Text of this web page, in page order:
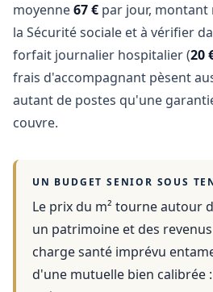
moyenne67 € par jour,
la Sécurité sociale et à vérifier
forfait journalier hospitalier (20
frais d'accompagnant pèsent
autant de postes qu'une
couvre.
UN BUDGET SENIOR SOUS
Le prix du m² tourne autour
un patrimoine et des
charge santé imprévu
d'une mutuelle bien calibrée